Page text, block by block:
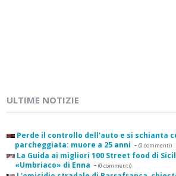
ULTIME NOTIZIE
Perde il controllo dell'auto e si schianta
parcheggiata: muore a 25 anni - (0 commenti)
La Guida ai migliori 100 Street food di
«Umbriaco» di Enna - (0 commenti)